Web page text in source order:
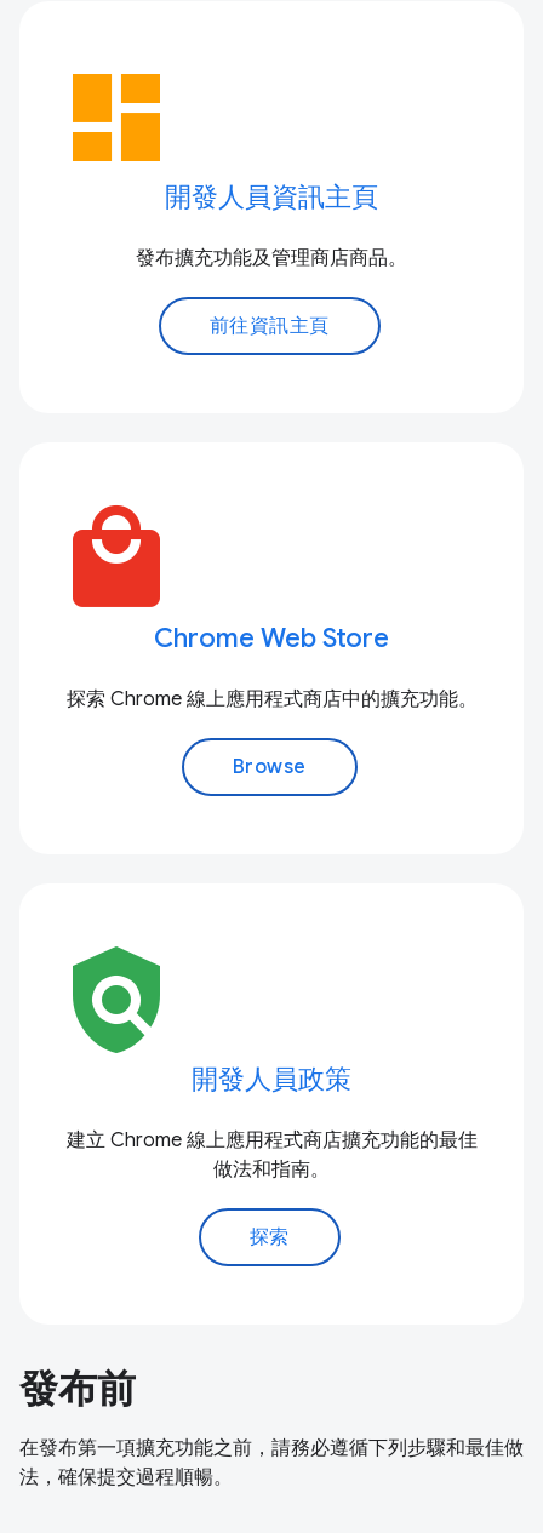
dashboard
開發人員資訊主頁
發布擴充功能及管理商店商品。
前往資訊主頁
local_mall
Chrome Web Store
探索 Chrome 線上應用程式商店中的擴充功能。
Browse
policy
開發人員政策
建立 Chrome 線上應用程式商店擴充功能的最佳
做法和指南。
探索
發布前
在發布第一項擴充功能之前，請務必遵循下列步驟和最佳做
法，確保提交過程順暢。